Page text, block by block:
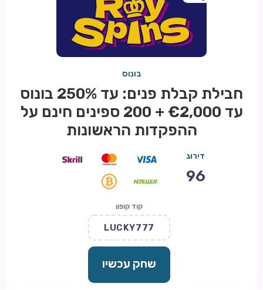
בונוס
חבילת קבלת פנים: עד 250% בונוס
עד €2,000 + 200 ספינים חינם על
ההפקדות הראשונות
דירוג
96
קוד קופון
LUCKY777
שחק עכשיו